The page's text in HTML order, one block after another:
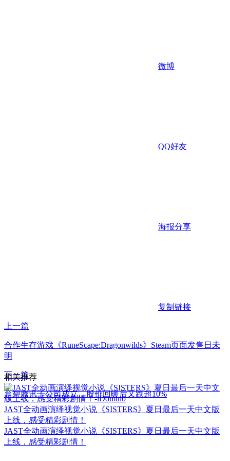
微博
QQ好友
海报分享
复制链接
上一篇
合作生存游戏《RuneScape:Dragonwilds》Steam页面发售日未
明
下一篇
育碧腾讯子公司成立，股价回暖后又跌超10%
相关推荐
JAST全动画演绎视觉小说《SISTERS》夏日最后一天中文版
上线，感受精彩剧情！
JAST全动画演绎视觉小说《SISTERS》夏日最后一天中文版
上线，感受精彩剧情！